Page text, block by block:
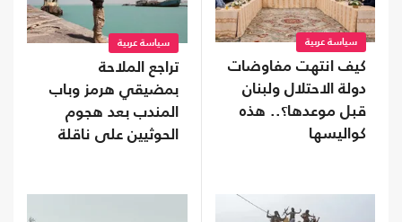
سياسة عربية
كيف انتهت مفاوضات
دولة الاحتلال ولبنان
قبل موعدها؟.. هذه
كواليسها
سياسة عربية
تراجع الملاحة
بمضيقي هرمز وباب
المندب بعد هجوم
الحوثيين على ناقلة